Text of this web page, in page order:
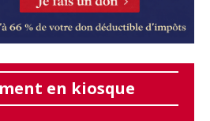
en kiosque